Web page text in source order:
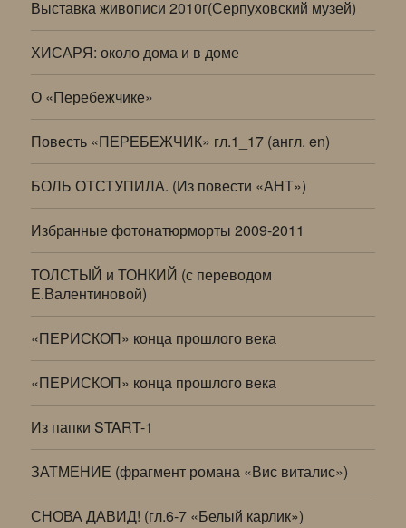
Выставка живописи 2010г(Серпуховский музей)
ХИСАРЯ: около дома и в доме
О «Перебежчике»
Повесть «ПЕРЕБЕЖЧИК» гл.1_17 (англ. en)
БОЛЬ ОТСТУПИЛА. (Из повести «АНТ»)
Избранные фотонатюрморты 2009-2011
ТОЛСТЫЙ и ТОНКИЙ (с переводом
Е.Валентиновой)
«ПЕРИСКОП» конца прошлого века
«ПЕРИСКОП» конца прошлого века
Из папки START-1
ЗАТМЕНИЕ (фрагмент романа «Вис виталис»)
СНОВА ДАВИД! (гл.6-7 «Белый карлик»)